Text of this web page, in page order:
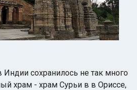
Индии сохранилось не так много
храм - храм Сурьи в в Ориссе,